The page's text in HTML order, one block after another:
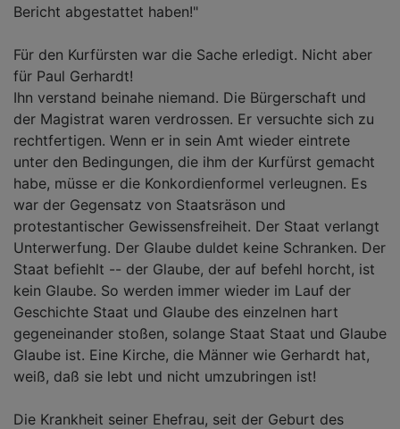
Bericht abgestattet haben!"
Für den Kurfürsten war die Sache erledigt. Nicht aber
für Paul Gerhardt!
Ihn verstand beinahe niemand. Die Bürgerschaft und
der Magistrat waren verdrossen. Er versuchte sich zu
rechtfertigen. Wenn er in sein Amt wieder eintrete
unter den Bedingungen, die ihm der Kurfürst gemacht
habe, müsse er die Konkordienformel verleugnen. Es
war der Gegensatz von Staatsräson und
protestantischer Gewissensfreiheit. Der Staat verlangt
Unterwerfung. Der Glaube duldet keine Schranken. Der
Staat befiehlt -- der Glaube, der auf befehl horcht, ist
kein Glaube. So werden immer wieder im Lauf der
Geschichte Staat und Glaube des einzelnen hart
gegeneinander stoßen, solange Staat Staat und Glaube
Glaube ist. Eine Kirche, die Männer wie Gerhardt hat,
weiß, daß sie lebt und nicht umzubringen ist!
Die Krankheit seiner Ehefrau, seit der Geburt des